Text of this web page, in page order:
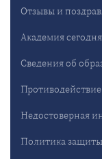
Отзывы и
Академия сегодня
Сведения об
Недостоверная
Политика